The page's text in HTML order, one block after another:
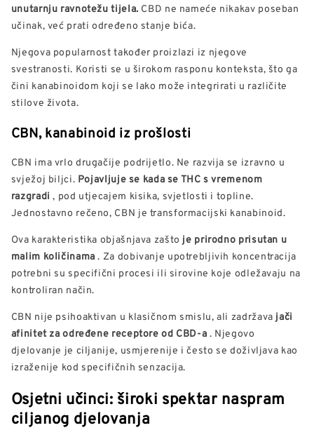
unutarnju ravnotežu tijela. CBD ne nameće nikakav poseban
učinak, već prati određeno stanje bića.
Njegova popularnost također proizlazi iz njegove
svestranosti. Koristi se u širokom rasponu konteksta, što ga
čini kanabinoidom koji se lako može integrirati u različite
stilove života.
CBN, kanabinoid iz prošlosti
CBN ima vrlo drugačije podrijetlo. Ne razvija se izravno u
svježoj biljci. Pojavljuje se kada se THC s vremenom
razgradi , pod utjecajem kisika, svjetlosti i topline.
Jednostavno rečeno, CBN je transformacijski kanabinoid.
Ova karakteristika objašnjava zašto je prirodno prisutan u
malim količinama. Za dobivanje upotrebljivih koncentracija
potrebni su specifični procesi ili sirovine koje odležavaju na
kontroliran način.
CBN nije psihoaktivan u klasičnom smislu, ali zadržava jači
afinitet za određene receptore od CBD-a. Njegovo
djelovanje je ciljanije, usmjerenije i često se doživljava kao
izraženije kod specifičnih senzacija.
Osjetni učinci: široki spektar naspram
ciljanog djelovanja